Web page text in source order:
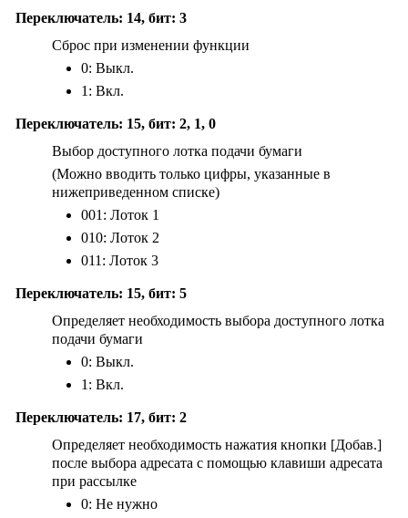
Переключатель: 14, бит: 3
Сброс при изменении функции
0: Выкл.
1: Вкл.
Переключатель: 15, бит: 2, 1, 0
Выбор доступного лотка подачи бумаги
(Можно вводить только цифры, указанные в
нижеприведенном списке)
001: Лоток 1
010: Лоток 2
011: Лоток 3
Переключатель: 15, бит: 5
Определяет необходимость выбора доступного лотка
подачи бумаги
0: Выкл.
1: Вкл.
Переключатель: 17, бит: 2
Определяет необходимость нажатия кнопки [Добав.]
после выбора адресата с помощью клавиши адресата
при рассылке
0: Не нужно